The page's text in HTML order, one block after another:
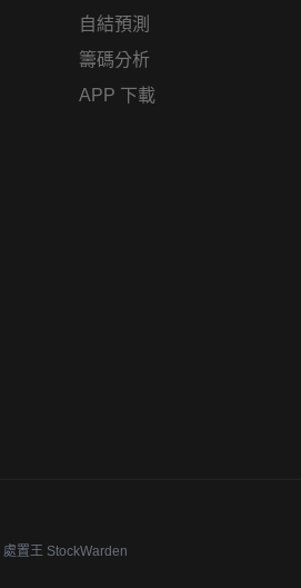
自結預測
籌碼分析
APP 下載
置王 StockWarden